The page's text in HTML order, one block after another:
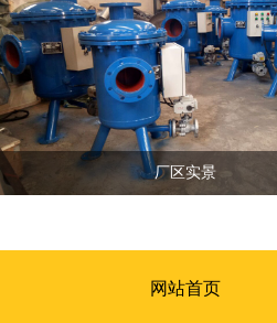
厂区实景
网站首页